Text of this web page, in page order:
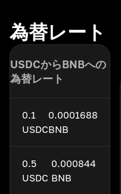
為替レート
USDCからBNBへの
為替レート
0.1
USDC
0.0001688
BNB
0.5
USDC
0.000844
BNB